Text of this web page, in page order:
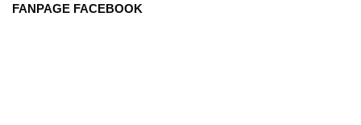
FANPAGE FACEBOOK